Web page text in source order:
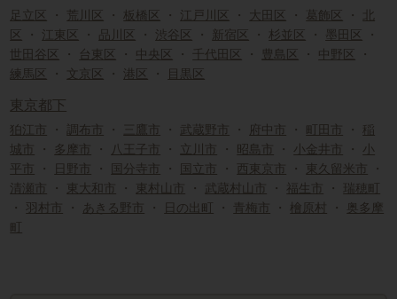
足立区 ・ 荒川区 ・板橋区 ・ 江戸川区 ・ 大田区 ・ 葛飾区 ・
北
区
・ 江東区 ・ 品川区 ・ 渋谷区 ・ 新宿区 ・杉並区 ・ 墨田区
・
世田谷区
・ 台東区 ・ 中央区 ・ 千代田区 ・ 豊島区 ・ 中野区
・
練馬区
・ 文京区 ・ 港区 ・ 目黒区
東京都下
狛江市 ・ 調布市 ・ 三鷹市 ・ 武蔵野市 ・ 府中市 ・ 町田市 ・ 稲
城市
・ 多摩市 ・ 八王子市 ・ 立川市 ・ 昭島市 ・ 小金井市 ・ 小
平市
・ 日野市 ・ 国分寺市 ・ 国立市 ・ 西東京市 ・ 東久留米市
・
清瀬市
・ 東大和市 ・ 東村山市 ・ 武蔵村山市 ・ 福生市 ・
瑞穂町
・ 羽村市 ・ あきる野市 ・ 日の出町 ・ 青梅市 ・ 檜原村 ・
奥多摩
町